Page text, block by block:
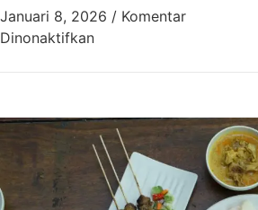
Januari 8, 2026 / Komentar
Dinonaktifkanpada Aqiqah Bandung